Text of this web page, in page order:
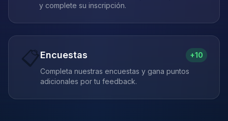
y complete su inscripción.
📋Encuestas
+10
Completa nuestras encuestas y gana puntos
adicionales por tu feedback.